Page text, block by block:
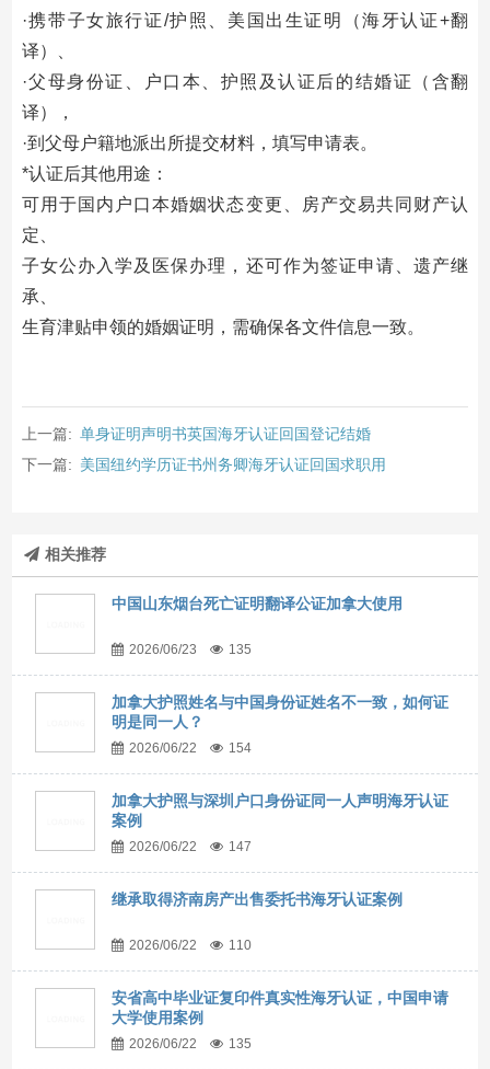
·携带子女旅行证/护照、美国出生证明（海牙认证+翻
译）、
·父母身份证、户口本、护照及认证后的结婚证（含翻
译），
·到父母户籍地派出所提交材料，填写申请表。
*认证后其他用途：
可用于国内户口本婚姻状态变更、房产交易共同财产认
定、
子女公办入学及医保办理，还可作为签证申请、遗产继
承、
生育津贴申领的婚姻证明，需确保各文件信息一致。
上一篇: 单身证明声明书英国海牙认证回国登记结婚
下一篇: 美国纽约学历证书州务卿海牙认证回国求职用
相关推荐
中国山东烟台死亡证明翻译公证加拿大使用
2026/06/23 135
加拿大护照姓名与中国身份证姓名不一致，如何证
明是同一人？
2026/06/22 154
加拿大护照与深圳户口身份证同一人声明海牙认证
案例
2026/06/22 147
继承取得济南房产出售委托书海牙认证案例
2026/06/22 110
安省高中毕业证复印件真实性海牙认证，中国申请
大学使用案例
2026/06/22 135